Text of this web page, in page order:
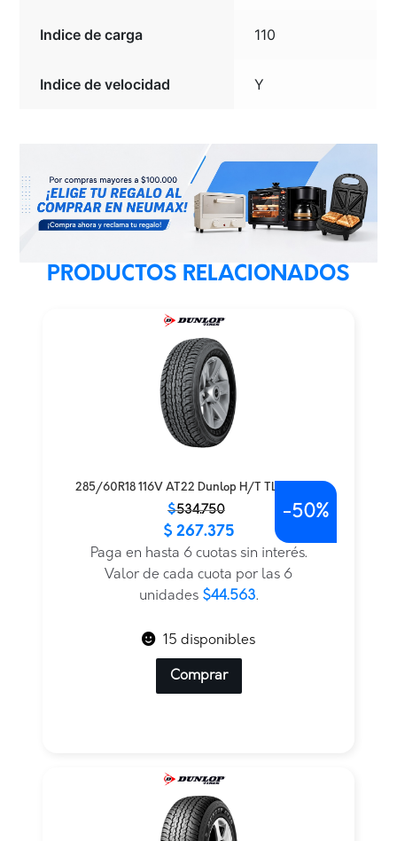
Indice de carga 110
Indice de velocidad Y
PRODUCTOS RELACIONADOS
285/60R18 116V AT22 Dunlop H/T TL BLK JAP
$534.750
original
actual
$ 267.375
Paga en hasta 6 cuotas sin interés.
Valor de cada cuota por las 6
unidades $44.563.
-50%
15 disponibles
Comprar